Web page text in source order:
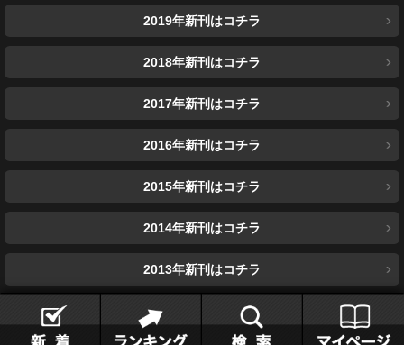
2019年新刊はコチラ
2018年新刊はコチラ
2017年新刊はコチラ
2016年新刊はコチラ
2015年新刊はコチラ
2014年新刊はコチラ
2013年新刊はコチラ